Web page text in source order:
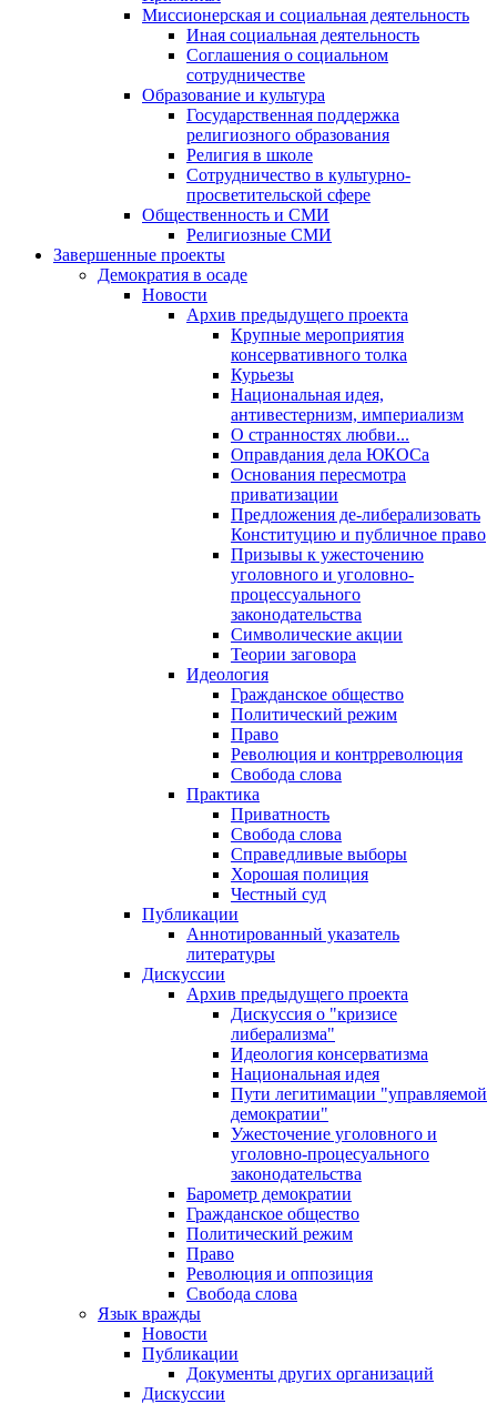
Миссионерская и социальная деятельность
Иная социальная деятельность
Соглашения о социальном
сотрудничестве
Образование и культура
Государственная поддержка
религиозного образования
Религия в школе
Сотрудничество в культурно-
просветительской сфере
Общественность и СМИ
Религиозные СМИ
Завершенные проекты
Демократия в осаде
Новости
Архив предыдущего проекта
Крупные мероприятия
консервативного толка
Курьезы
Национальная идея,
антивестернизм, империализм
О странностях любви...
Оправдания дела ЮКОСа
Основания пересмотра
приватизации
Предложения де-либерализовать
Конституцию и публичное право
Призывы к ужесточению
уголовного и уголовно-
процессуального
законодательства
Символические акции
Теории заговора
Идеология
Гражданское общество
Политический режим
Право
Революция и контрреволюция
Свобода слова
Практика
Приватность
Свобода слова
Справедливые выборы
Хорошая полиция
Честный суд
Публикации
Аннотированный указатель
литературы
Дискуссии
Архив предыдущего проекта
Дискуссия о "кризисе
либерализма"
Идеология консерватизма
Национальная идея
Пути легитимации "управляемой
демократии"
Ужесточение уголовного и
уголовно-процесуального
законодательства
Барометр демократии
Гражданское общество
Политический режим
Право
Революция и оппозиция
Свобода слова
Язык вражды
Новости
Публикации
Документы других организаций
Дискуссии